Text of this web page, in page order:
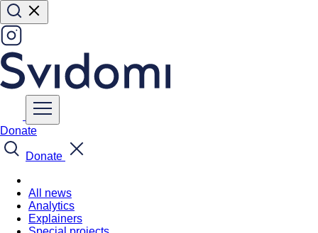
Donate
Donate
All news
Analytics
Explainers